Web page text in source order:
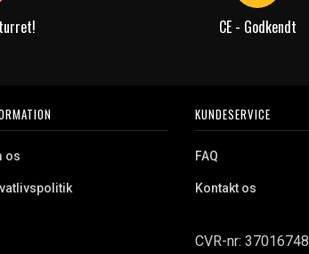
CE - Godkendt
os
KUNDESERVICE
FAQ
Kontakt os
CVR-nr: 37016748